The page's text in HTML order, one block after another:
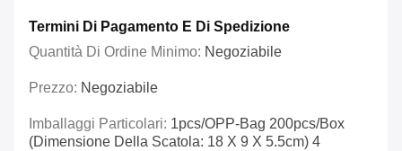
Termini Di Pagamento E Di Spedizione
Quantità Di Ordine Minimo: Negoziabile
Prezzo: Negoziabile
Imballaggi Particolari: 1pcs/OPP-Bag 200pcs/box
(dimensione Della Scatola: 18 X 9 X 5.5cm) 4